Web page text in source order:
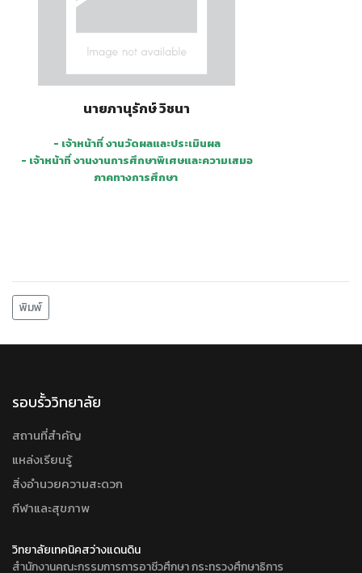
นายภานุรักษ์ วิชนา
- เจ้าหน้าที่ งานวัดผลและประเมินผล
- เจ้าหน้าที่ งานงานการศึกษาพิเศษและความเสมอ
ภาคทางการศึกษา
พิมพ์
รอบรั้ววิทยาลัย
สถานที่สำคัญ
แหล่งเรียนรู้
สิ่งอำนวยความสะดวก
กีฬาและสุขภาพ
วิทยาลัยเทคนิคสว่างแดนดิน
สำนักงานคณะกรรมการการอาชีวศึกษา กระทรวงศึกษาธิการ